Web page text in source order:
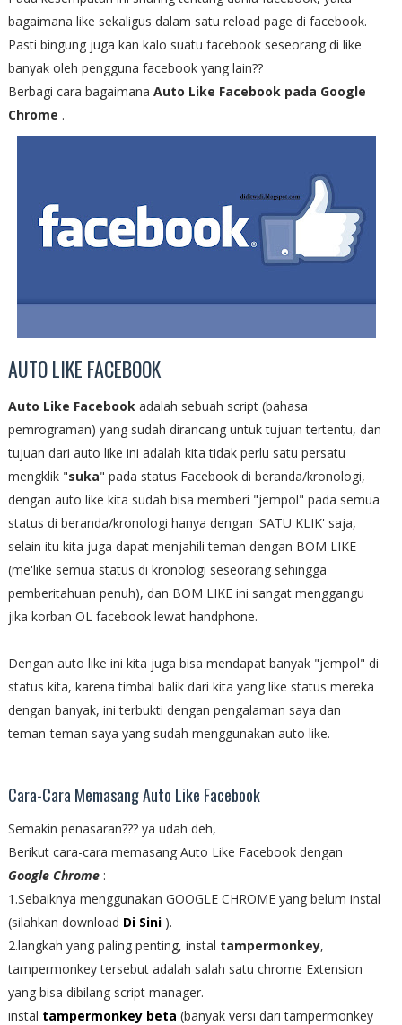
bagaimana like sekaligus dalam satu reload page di facebook.
Pasti bingung juga kan kalo suatu facebook seseorang di like
banyak oleh pengguna facebook yang lain??
Berbagi cara bagaimana Auto Like Facebook pada Google
Chrome .
AUTO LIKE FACEBOOK
Auto Like Facebook adalah sebuah script (bahasa
pemrograman) yang sudah dirancang untuk tujuan tertentu, dan
tujuan dari auto like ini adalah kita tidak perlu satu persatu
mengklik "suka" pada status Facebook di beranda/kronologi,
dengan auto like kita sudah bisa memberi "jempol" pada semua
status di beranda/kronologi hanya dengan 'SATU KLIK' saja,
selain itu kita juga dapat menjahili teman dengan BOM LIKE
(me'like semua status di kronologi seseorang sehingga
pemberitahuan penuh), dan BOM LIKE ini sangat menggangu
jika korban OL facebook lewat handphone.
Dengan auto like ini kita juga bisa mendapat banyak "jempol" di
status kita, karena timbal balik dari kita yang like status mereka
dengan banyak, ini terbukti dengan pengalaman saya dan
teman-teman saya yang sudah menggunakan auto like.
Cara-Cara Memasang Auto Like Facebook
Semakin penasaran??? ya udah deh,
Berikut cara-cara memasang Auto Like Facebook dengan
Google Chrome:
1.Sebaiknya menggunakan GOOGLE CHROME yang belum instal
(silahkan download Di Sini ).
2.langkah yang paling penting, instal tampermonkey,
tampermonkey tersebut adalah salah satu chrome Extension
yang bisa dibilang script manager.
instal tampermonkey beta (banyak versi dari tampermonkey